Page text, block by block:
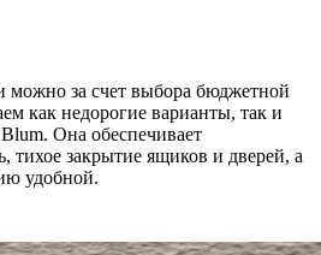
можно за счет выбора бюджетной
как недорогие варианты, так и
Она обеспечивает
тихое закрытие ящиков и дверей, а
удобной.